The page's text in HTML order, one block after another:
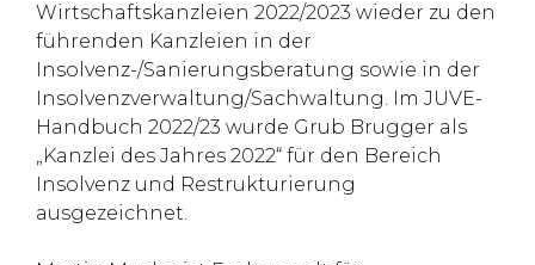
Wirtschaftskanzleien 2022/2023 wieder zu den
führenden Kanzleien in der
Insolvenz-/Sanierungsberatung sowie in der
Insolvenzverwaltung/Sachwaltung. Im JUVE-
Handbuch 2022/23 wurde Grub Brugger als
„Kanzlei des Jahres 2022“ für den Bereich
Insolvenz und Restrukturierung
ausgezeichnet.